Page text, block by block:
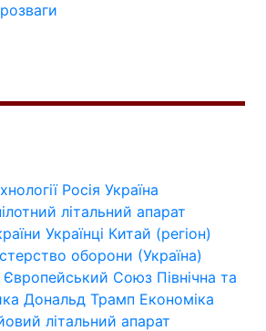
Росія Україна
літальний апарат
Українці Китай (регіон)
оборони (Україна)
Європейський Союз Північна та
Дональд Трамп Економіка
літальний апарат